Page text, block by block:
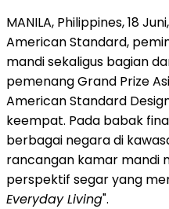
MANILA, Philippines,18
American Standard,
mandi sekaligus bagian
pemenang Grand Prize
American Standard
keempat. Pada babak
berbagai negara di
rancangan kamar mandi
perspektif segar yang
Everyday Living".